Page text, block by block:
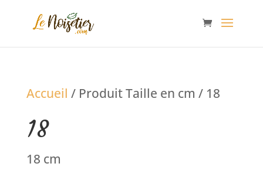
Accueil / Produit Taille en cm / 18
18
18 cm